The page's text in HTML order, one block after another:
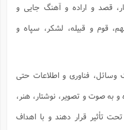
قصد و اراده و آهنگ جایی و
قوم و قبیله، لشکر، سپاه و
وسائل، فناوری و اطلاعات حتی
به صوت و تصویر، نوشتار، هنر،
تأثیر قرار دهند و با اهداف